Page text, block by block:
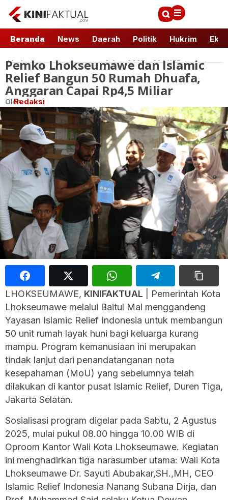
Beranda News Daerah Politik Hukrim
Lhokseumawe 2 Agu 2025 - 21:1 WIB
Pemko Lhokseumawe dan Islamic
Relief Bangun 50 Rumah Dhuafa,
Anggaran Capai Rp4,5 Miliar
OlehRedaksi
LHOKSEUMAWE, KINIFAKTUAL | Pemerintah Kota
Lhokseumawe melalui Baitul Mal menggandeng
Yayasan Islamic Relief Indonesia untuk membangun
50 unit rumah layak huni bagi keluarga kurang
mampu. Program kemanusiaan ini merupakan
tindak lanjut dari penandatanganan nota
kesepahaman (MoU) yang sebelumnya telah
dilakukan di kantor pusat Islamic Relief, Duren Tiga,
Jakarta Selatan.
Sosialisasi program digelar pada Sabtu, 2 Agustus
2025, mulai pukul 08.00 hingga 10.00 WIB di
Oproom Kantor Wali Kota Lhokseumawe. Kegiatan
ini menghadirkan tiga narasumber utama: Wali Kota
Lhokseumawe Dr. Sayuti Abubakar,SH.,MH, CEO
Islamic Relief Indonesia Nanang Subana Dirja, dan